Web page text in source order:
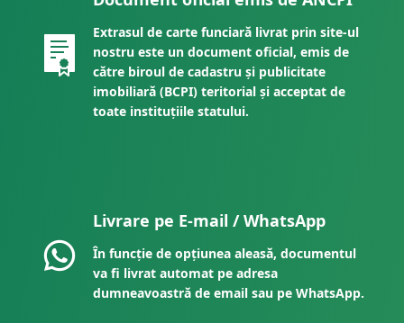
Extrasul de carte funciară livrat prin site-ul
nostru este un document oficial, emis de
către biroul de cadastru și publicitate
imobiliară (BCPI) teritorial și acceptat de
toate instituțiile statului.
Livrare pe E-mail / WhatsApp
În funcție de opțiunea aleasă, documentul
va fi livrat automat pe adresa
dumneavoastră de email sau pe WhatsApp.